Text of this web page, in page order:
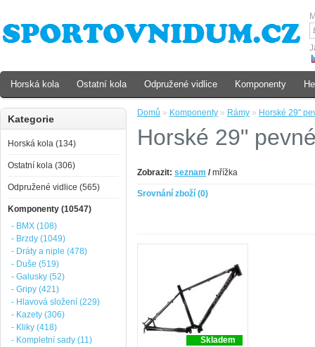
Domů » Komponenty » Rámy » Horské 29"
Horské 29"
Zobrazit: seznam /mřížka
Srovnání zboží (0)
Skladem
Kategorie
Horská kola (134)
Ostatní kola (306)
Odpružené vidlice (565)
Komponenty (10547)
- BMX (108)
- Brzdy (1049)
- Dráty a niple (478)
- Duše (519)
- Galusky (52)
- Gripy (421)
- Hlavová složení (229)
- Kazety (306)
- Kliky (418)
- Kompletní sady (11)
Horská kola Ostatní kola Odpružené vidlice Komponenty